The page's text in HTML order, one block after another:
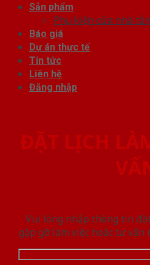
Sản phẩm
Phụ kiện cửa nhà
Báo giá
Dự án thực tế
Tin tức
Liên hệ
Đăng nhập
ĐẶT LỊCH
Vui lòng nhập thông tin
gặp gỡ làm việc hoăc tư vấn